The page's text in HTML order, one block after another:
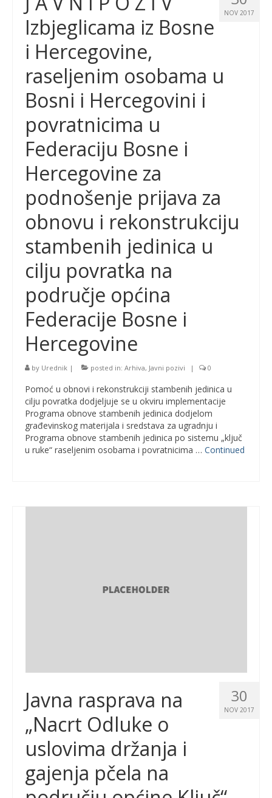
NOV 2017
Izbjeglicama iz Bosne
i Hercegovine,
raseljenim osobama u
Bosni i Hercegovini i
povratnicima u
Federaciju Bosne i
Hercegovine za
podnošenje prijava za
obnovu i rekonstrukciju
stambenih jedinica u
cilju povratka na
područje općina
Federacije Bosne i
Hercegovine
by Urednik | posted in: Arhiva, Javni pozivi | 0
Pomoć u obnovi i rekonstrukciji stambenih jedinica u
cilju povratka dodjeljuje se u okviru implementacije
Programa obnove stambenih jedinica dodjelom
građevinskog materijala i sredstava za ugradnju i
Programa obnove stambenih jedinica po sistemu „ključ
u ruke“ raseljenim osobama i povratnicima … Continued
30
NOV 2017
Javna rasprava na
„Nacrt Odluke o
uslovima držanja i
gajenja pčela na